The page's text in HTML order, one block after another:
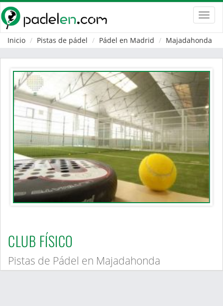
Inicio
Pistas de pádel Pádel en Madrid Majadahonda
CLUB FÍSICO
Pistas de Pádel en Majadahonda